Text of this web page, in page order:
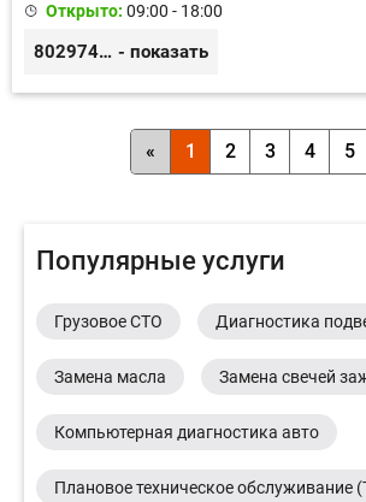
Открыто: 09:00 - 18:00
80297417788 - показать
« 1 2 3 4 5
Популярные услуги
Грузовое СТО Диагностика
Замена масла Замена свечей
Компьютерная диагностика авто
Плановое техническое обслуживание